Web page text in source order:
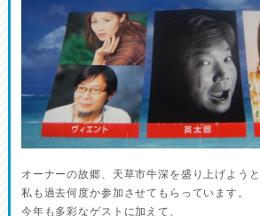
オーナーの故郷、天草市牛深を盛り上げよう
私も過去何度か参加させてもらっています。
今年も多彩なゲストに加えて、